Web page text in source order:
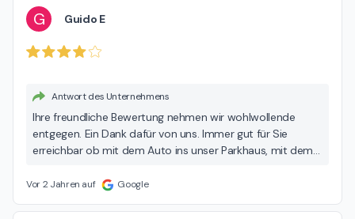
G Guido E
Antwort des Unternehmens
Ihre freundliche Bewertung nehmen wir wohlwollende
entgegen. Ein Dank dafür von uns. Immer gut für Sie
erreichbar ob mit dem Auto ins unser Parkhaus, mit dem
auch. Ihre Diamant Apotheke
Vor 2 Jahren auf Google